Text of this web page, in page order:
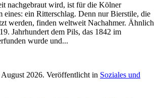
nachgebraut wird, ist für die Kölner
eines: ein Ritterschlag. Denn nur Bierstile, die
werden, finden weltweit Nachahmer. Ähnlich
Jahrhundert dem Pils, das 1842 im
wurde und...
August 2026. Veröffentlicht in Soziales und